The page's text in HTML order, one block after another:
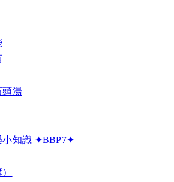
頭湯
小知識 ✦BBP7✦